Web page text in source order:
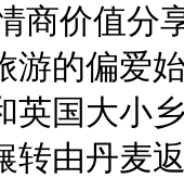
商价值分
游的偏爱
英国大小
转由丹麦